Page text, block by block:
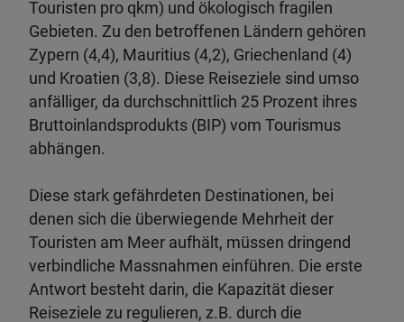
Touristen pro qkm) und ökologisch fragilen
Gebieten. Zu den betroffenen Ländern gehören
Zypern (4,4), Mauritius (4,2), Griechenland (4)
und Kroatien (3,8). Diese Reiseziele sind umso
anfälliger, da durchschnittlich 25 Prozent ihres
Bruttoinlandsprodukts (BIP) vom Tourismus
abhängen.
Diese stark gefährdeten Destinationen, bei
denen sich die überwiegende Mehrheit der
Touristen am Meer aufhält, müssen dringend
verbindliche Massnahmen einführen. Die erste
Antwort besteht darin, die Kapazität dieser
Reiseziele zu regulieren, z.B. durch die